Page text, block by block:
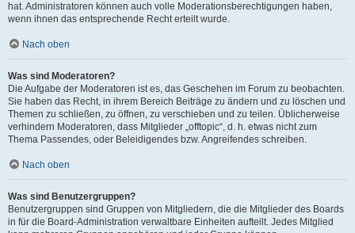
hat. Administratoren können auch volle Moderationsberechtigungen haben,
wenn ihnen das entsprechende Recht erteilt wurde.
Nach oben
Was sind Moderatoren?
Die Aufgabe der Moderatoren ist es, das Geschehen im Forum zu beobachten.
Sie haben das Recht, in ihrem Bereich Beiträge zu ändern und zu löschen und
Themen zu schließen, zu öffnen, zu verschieben und zu teilen. Üblicherweise
verhindern Moderatoren, dass Mitglieder „offtopic“, d. h. etwas nicht zum
Thema Passendes, oder Beleidigendes bzw. Angreifendes schreiben.
Nach oben
Was sind Benutzergruppen?
Benutzergruppen sind Gruppen von Mitgliedern, die die Mitglieder des Boards
in für die Board-Administration verwaltbare Einheiten aufteilt. Jedes Mitglied